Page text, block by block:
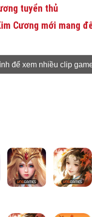
tuyển thủ
Cương mới mang
để xem nhiều clip